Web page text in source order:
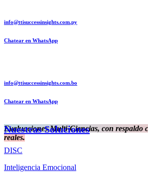
info@ttisuccessinsights.com.py
Chatear en WhatsApp
info@ttisuccessinsights.com.bo
Chatear en WhatsApp
Evaluaciones Multi-Ciencias, con respaldo
reales.
Nuestras Soluciones
DISC
Inteligencia Emocional